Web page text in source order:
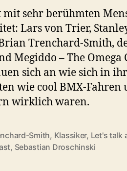
sehr berühmten
Lars von Trier,
Trenchard-Smith,
Megiddo – The Omega
sich an wie sich in
wie cool BMX-Fahren
wirklich waren.
Smith, Klassiker, Let's talk
, Sebastian Droschinski